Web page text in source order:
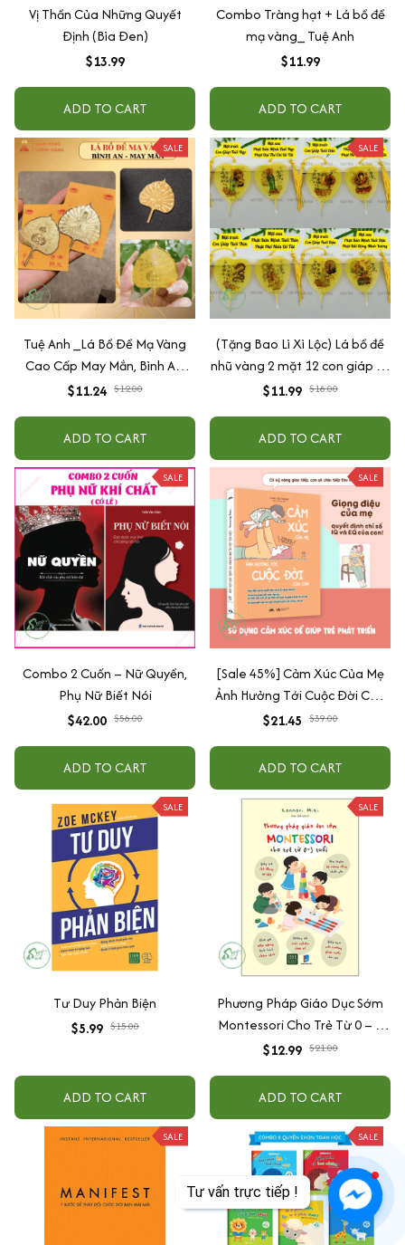
Vị Thần Của Những Quyết
Định (Bìa Đen)
$13.99
ADD TO CART
Combo Tràng hạt + Lá bồ đề
mạ vàng_ Tuệ Anh
$11.99
ADD TO CART
SALE
Tuệ Anh _Lá Bồ Đề Mạ Vàng
Cao Cấp May Mắn, Bình An,
Chiêu Tài Lộc
$11.24 $12.00
ADD TO CART
SALE
(Tặng Bao Lì Xì Lộc) Lá bồ đề
nhũ vàng 2 mặt 12 con giáp và
phật bản mệnh, để ốp lưng
quang
$11.99 $18.00
ADD TO CART
SALE
Combo 2 Cuốn – Nữ Quyền,
Phụ Nữ Biết Nói
$42.00 $56.00
ADD TO CART
SALE
[Sale 45%] Cảm Xúc Của Mẹ
Ảnh Hưởng Tới Cuộc Đời Của
Con
$21.45 $39.00
ADD TO CART
SALE
Tư Duy Phản Biện
$5.99 $15.00
ADD TO CART
SALE
Phương Pháp Giáo Dục Sớm
Montessori Cho Trẻ Từ 0 – 3
Tuổi
$12.99 $21.00
ADD TO CART
SALE SALE